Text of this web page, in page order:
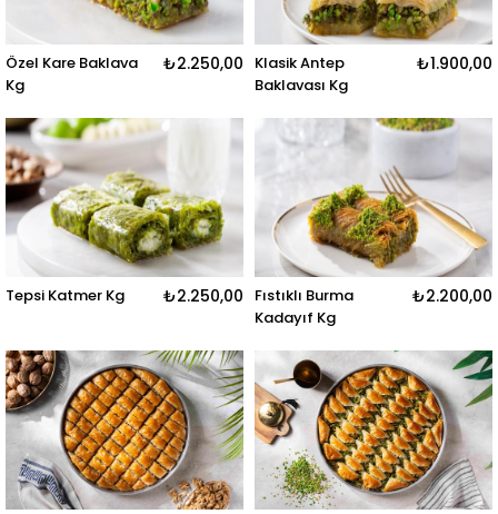
Özel Kare Baklava
Kg
₺2.250,00
Klasik Antep
Baklavası Kg
₺1.900,00
Tepsi Katmer Kg ₺2.250,00
Fıstıklı Burma
Kadayıf Kg
₺2.200,00